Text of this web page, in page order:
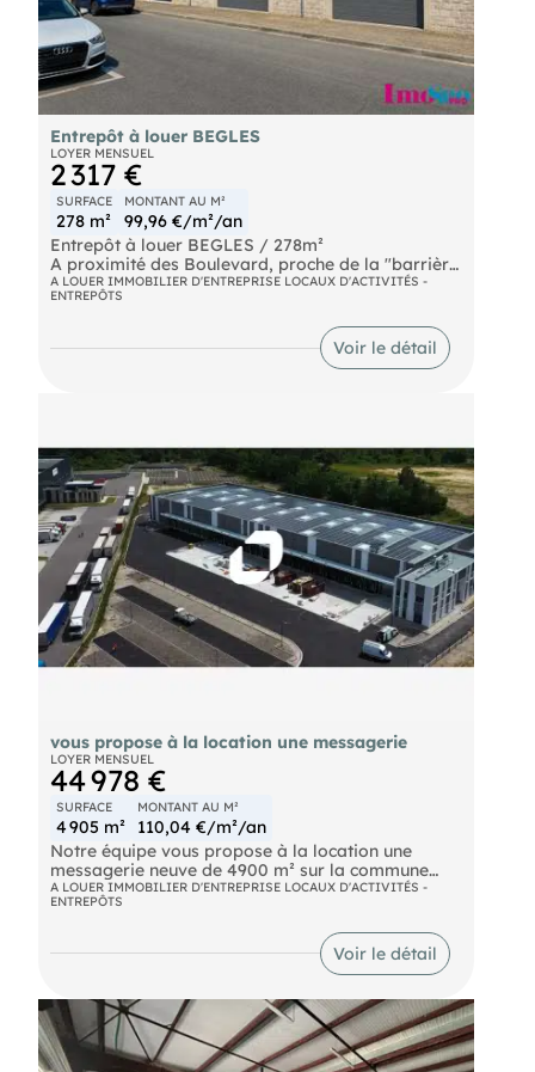
Entrepôt à louer BEGLES
LOYER MENSUEL
2 317 €
SURFACE
278 m²
MONTANT AU M²
99,96 €/m²/an
Entrepôt à louer BEGLES / 278m²
A proximité des Boulevard, proche de la "barrière
de Bègles" et à 200 mètres de l'arrêt de tram,
entrepôt à louer d'env. 270m² de surface au sol
équipé de 2 portes sectionnelles 3,50X 3,00m.,
HSPmax 5,70 mètres et HSP min 3,70m. avec un
A LOUER IMMOBILIER D'ENTREPRISE LOCAUX D'ACTIVITÉS -
ENTREPÔTS
Voir le détail
vous propose à la location une messagerie
LOYER MENSUEL
44 978 €
SURFACE
4 905 m²
MONTANT AU M²
110,04 €/m²/an
Notre équipe vous propose à la location une
messagerie neuve de 4900 m² sur la commune
d'Ayguemorte à proximité immédiate de
l'autoroute A62. Disponibilité immédiate.
A LOUER IMMOBILIER D'ENTREPRISE LOCAUX D'ACTIVITÉS -
ENTREPÔTS
Voir le détail